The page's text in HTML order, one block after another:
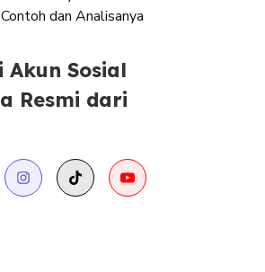
dan Analisanya
Sosial
Resmi dari